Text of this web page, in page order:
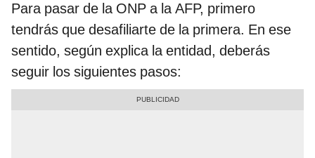
Para pasar de la ONP a la AFP, primero
tendrás que desafiliarte de la primera. En ese
sentido, según explica la entidad, deberás
seguir los siguientes pasos: